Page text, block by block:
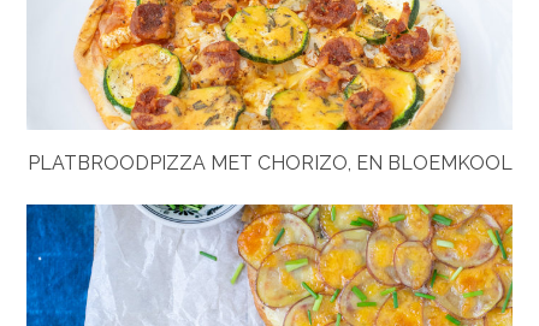
PLATBROODPIZZA MET CHORIZO, EN BLOEMKOOL